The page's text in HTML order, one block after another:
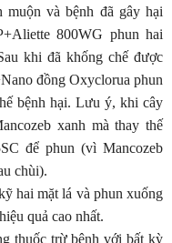
và bệnh đã gây hại
800WG phun hai
khi đã khống chế được
đồng Oxyclorua phun
bệnh hại. Lưu ý, khi cây
xanh mà thay thế
để phun (vì Mancozeb
chùi).
hai mặt lá và phun xuống
quả cao nhất.
thuốc trừ bệnh với bất kỳ